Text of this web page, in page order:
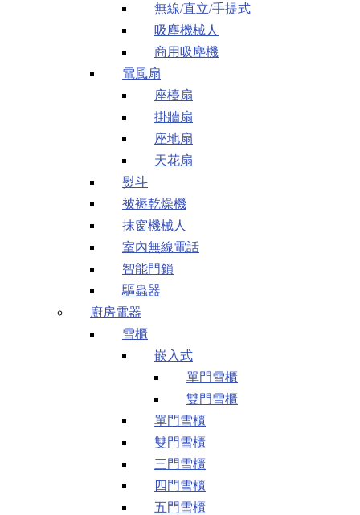
無線/直立/手提式
吸塵機械人
商用吸塵機
電風扇
座檯扇
掛牆扇
座地扇
天花扇
熨斗
被褥乾燥機
抹窗機械人
室內無線電話
智能門鎖
驅蟲器
廚房電器
雪櫃
嵌入式
單門雪櫃
雙門雪櫃
單門雪櫃
雙門雪櫃
三門雪櫃
四門雪櫃
五門雪櫃